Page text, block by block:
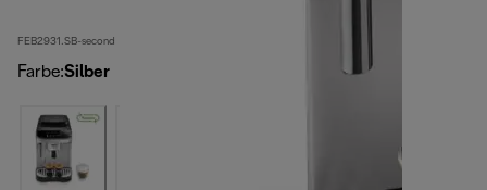
FEB2931.SB-second
Farbe:Silber